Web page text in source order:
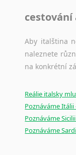
cestování
Aby italština
naleznete
na konkrétní
Reálie italsky
Poznáváme
Poznáváme
Poznáváme